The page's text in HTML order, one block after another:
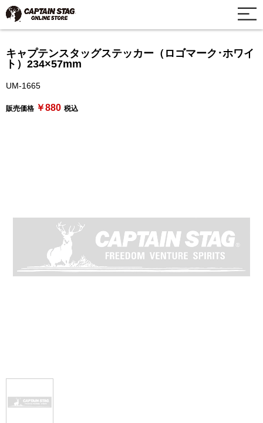
キャプテンスタッグステッカー（ロゴマーク･ホワイ
ト）234×57mm
UM-1665
販売価格 ￥880 税込